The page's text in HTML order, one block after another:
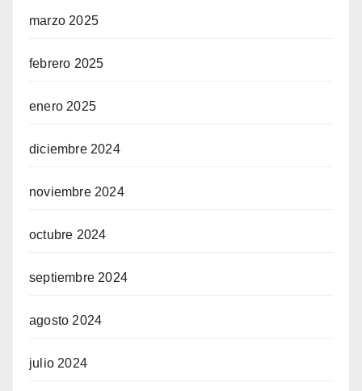
marzo 2025
febrero 2025
enero 2025
diciembre 2024
noviembre 2024
octubre 2024
septiembre 2024
agosto 2024
julio 2024